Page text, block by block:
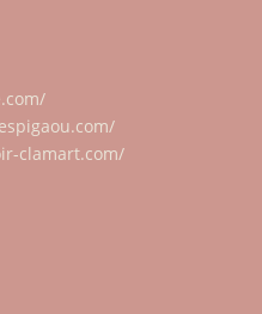
clamart.com/